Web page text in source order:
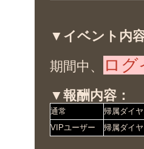
▼イベント内
期間中、
ロ
▼報酬内容：
通常
帰属ダイ
VIPユーザー
帰属ダイ